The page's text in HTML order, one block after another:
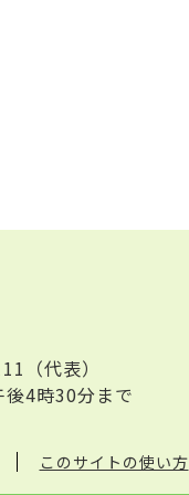
（代表）
4時30分まで
このサイトの使い方